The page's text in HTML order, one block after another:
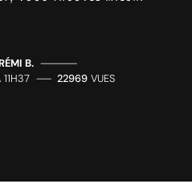
B. —————
—— 22969 VUES